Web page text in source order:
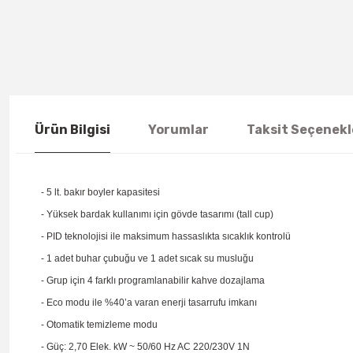
Ürün Bilgisi Yorumlar Taksit
- 5 lt. bakır boyler kapasitesi
- Yüksek bardak kullanımı için gövde tasarımı (tall cup)
- PID teknolojisi ile maksimum hassaslıkta sıcaklık kontrolü
- 1 adet buhar çubuğu ve 1 adet sıcak su musluğu
- Grup için 4 farklı programlanabilir kahve dozajlama
- Eco modu ile %40’a varan enerji tasarrufu imkanı
- Otomatik temizleme modu
- Güç: 2,70 Elek. kW ~ 50/60 Hz AC 220/230V 1N